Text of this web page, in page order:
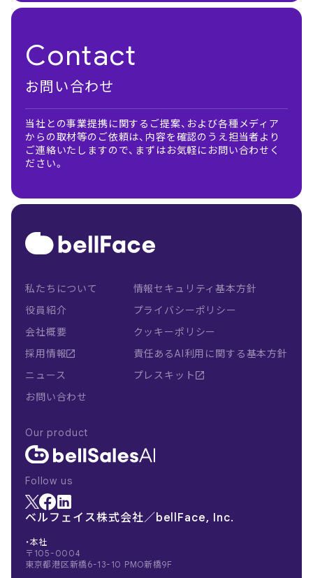
Contact
お問い合わせ
当社との事業提携に関するご提案、および各種メディア
からの取材等のご依頼は、内容を確認のうえ担当者より
ご連絡いたしますので、まずはお気軽にお問い合わせく
ださい。
ベルフェイス株式会社／bellFace, Inc.
・本社
〒105-0004
東京都港区新橋6-13-10 PMO新橋9F
私たちについて
役員紹介
会社概要
採用情報
ニュース
お問い合わせ
情報セキュリティ基本方針
プライバシーポリシー
クッキーポリシー
責任あるAI利用に関する基本方針
プレスキット
Our product
Follow us